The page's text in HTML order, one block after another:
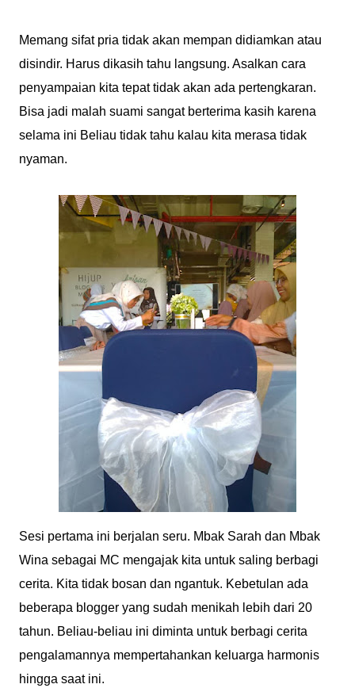
Memang sifat pria tidak akan mempan didiamkan atau
disindir. Harus dikasih tahu langsung. Asalkan cara
penyampaian kita tepat tidak akan ada pertengkaran.
Bisa jadi malah suami sangat berterima kasih karena
selama ini Beliau tidak tahu kalau kita merasa tidak
nyaman.
Sesi pertama ini berjalan seru. Mbak Sarah dan Mbak
Wina sebagai MC mengajak kita untuk saling berbagi
cerita. Kita tidak bosan dan ngantuk. Kebetulan ada
beberapa blogger yang sudah menikah lebih dari 20
tahun. Beliau-beliau ini diminta untuk berbagi cerita
pengalamannya mempertahankan keluarga harmonis
hingga saat ini.